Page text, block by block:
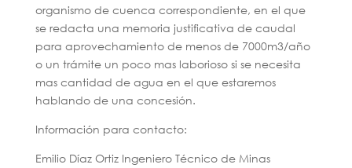
organismo de cuenca correspondiente, en el que
se redacta una memoria justificativa de caudal
para aprovechamiento de menos de 7000m3/año
o un trámite un poco mas laborioso si se necesita
mas cantidad de agua en el que estaremos
hablando de una concesión.
Información para contacto:
Emilio Díaz Ortiz Ingeniero Técnico de Minas